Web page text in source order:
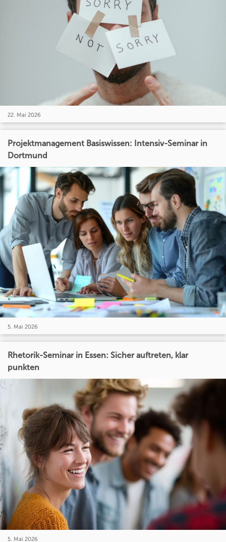
22. Mai 2026
Projektmanagement Basiswissen: Intensiv-Seminar in
Dortmund
5. Mai 2026
Rhetorik-Seminar in Essen: Sicher auftreten, klar
punkten
5. Mai 2026